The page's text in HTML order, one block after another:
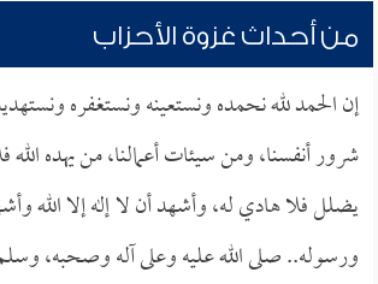
من أحداث غزوة الأحزاب
إن الحمد لله نحمده ونستعينه ونستغفره
شرور أنفسنا، ومن سيئات أعمالنا، من يهده
يضلل فلا هادي له، وأشهد أن لا إله إلا الله
ورسوله.. صلى الله عليه وعلى آله وصحبه، وسلم